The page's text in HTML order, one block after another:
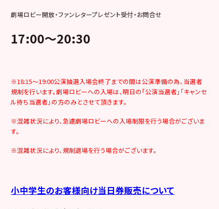
劇場ロビー開放・ファンレタープレゼント受付・お問合せ
17:00～20:30
※18:15～19:00公演抽選入場会終了までの間は公演準備の為、当選者
規制を行います。劇場ロビーへの入場は、明日の「公演当選者」「キャンセ
ル待ち当選者」の方のみとさせて頂きます。
※混雑状況により、急遽劇場ロビーへの入場制限を行う場合がございま
す。
※混雑状況により、規制退場を行う場合がございます。
小中学生のお客様向け当日券販売について